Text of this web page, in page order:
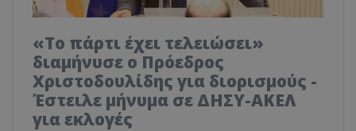
«Το πάρτι έχει τελειώσει»
διαμήνυσε ο Πρόεδρος
Χριστοδουλίδης για διορισμούς -
Έστειλε μήνυμα σε ΔΗΣΥ-ΑΚΕΛ
για εκλογές